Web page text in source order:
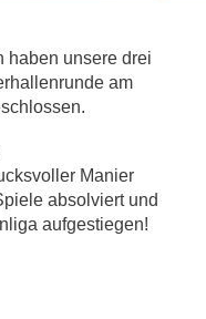
haben unsere drei
am
Manier
absolviert und
aufgestiegen!